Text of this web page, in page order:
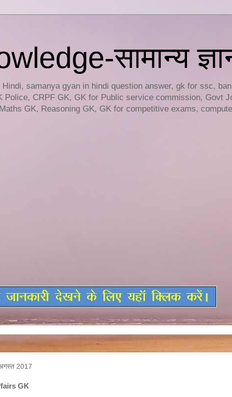
सामान्य
samanya gyan in hindi question answer, gk for ssc,
Police, CRPF GK, GK for Public service commission, Govt
GK, Reasoning GK, GK for competitive exams,
2017
GK